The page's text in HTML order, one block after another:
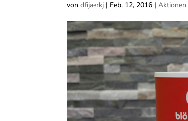
vondfijaerkj | Feb. 12, 2016 |Aktionen